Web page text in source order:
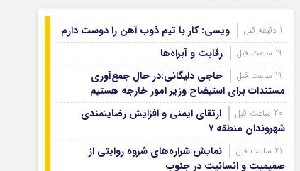
رمز عبور
مرا به خاطر بسپار
آرشیو ۱۴۰۵
آرشیو ۱۴۰۴
آرشیو ۱۴۰۳
آرشیو ۱۴۰۲
آرشیو ۱۴۰۰
آرشیو ۱۳۹۹
ویسی: کار با تیم ذوب آهن را دوست دارم
رقابت و آبراه‌ها
حاجی دلیگانی:در حال جمع‌آوری
مستندات برای استیضاح وزیر امور خارجه هستیم
ارتقای ایمنی و افزایش رضایتمندی
شهروندان منطقه ۷
نمایش شراره‌های شروه روایتی از
صمیمیت و انسانیت در جنوب